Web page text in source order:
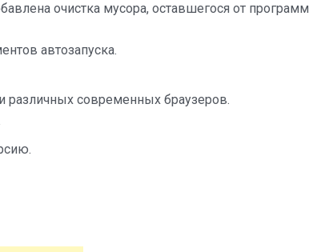
очистка мусора, оставшегося от программ
автозапуска.
различных современных браузеров.